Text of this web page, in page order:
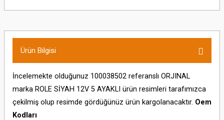
Ürün Bilgisi
İncelemekte olduğunuz 100038502 referanslı ORJINAL
marka ROLE SİYAH 12V 5 AYAKLI ürün resimleri tarafımızca
çekilmiş olup resimde gördüğünüz ürün kargolanacaktır. Oem
Kodları